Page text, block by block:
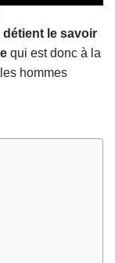
détient le savoir
qui est donc à la
hommes